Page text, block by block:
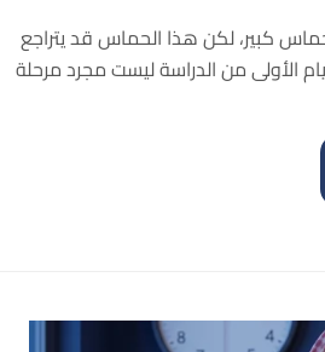
يبدأ كثير من الطلاب بحماس كبير، لكن هذا الحماس قد يتراجع
الأولى من الدراسة ليست مجرد مرحلة